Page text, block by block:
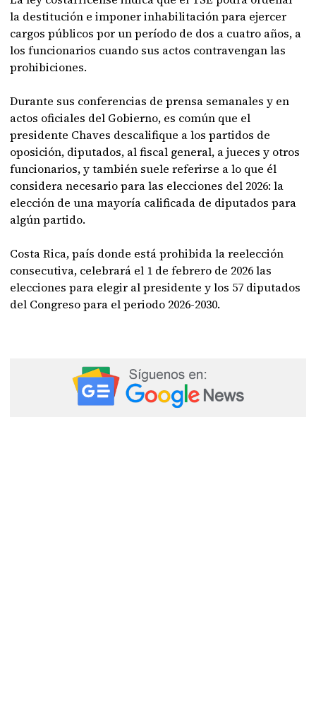
la destitución e imponer inhabilitación para ejercer
cargos públicos por un período de dos a cuatro años, a
los funcionarios cuando sus actos contravengan las
prohibiciones.
Durante sus conferencias de prensa semanales y en
actos oficiales del Gobierno, es común que el
presidente Chaves descalifique a los partidos de
oposición, diputados, al fiscal general, a jueces y otros
funcionarios, y también suele referirse a lo que él
considera necesario para las elecciones del 2026: la
elección de una mayoría calificada de diputados para
algún partido.
Costa Rica, país donde está prohibida la reelección
consecutiva, celebrará el 1 de febrero de 2026 las
elecciones para elegir al presidente y los 57 diputados
del Congreso para el periodo 2026-2030.